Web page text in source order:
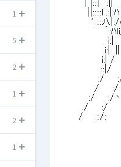
1
5
2
1
2
1
| |:::|　:||　 :::i::l
||:::::l .:|:ﾊ　:::l
' ::::ﾊ.|:/ﾊ　
｀:ﾊli/＼
i:|　lﾉ　::｀
i:| ∥　　: :/ ﾉ
i:| /　　: ://´
::|/　　::/　　
:/　　:/ヽ　　
/　　:/　　 〉
:/　　:/ヽ,,,__
./　　:/　　　
/　　::/: 　　　